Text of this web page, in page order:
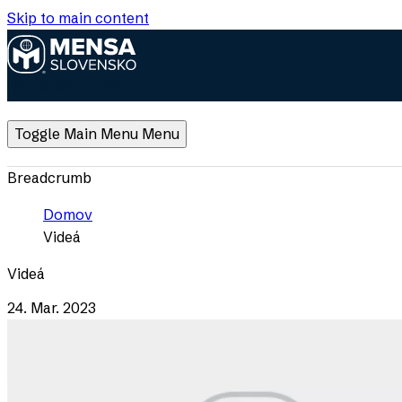
Skip to main content
Toggle Main Menu Menu
Breadcrumb
Domov
Videá
Videá
24. Mar. 2023